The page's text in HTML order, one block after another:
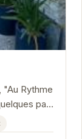
Rythme
pas